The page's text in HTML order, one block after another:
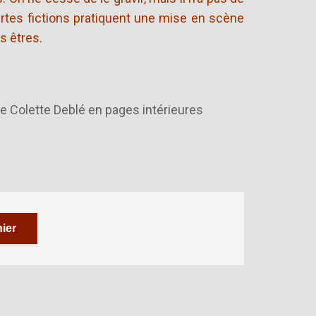
fictions pratiquent une mise en scène
êtres.
Colette Deblé en pages intérieures